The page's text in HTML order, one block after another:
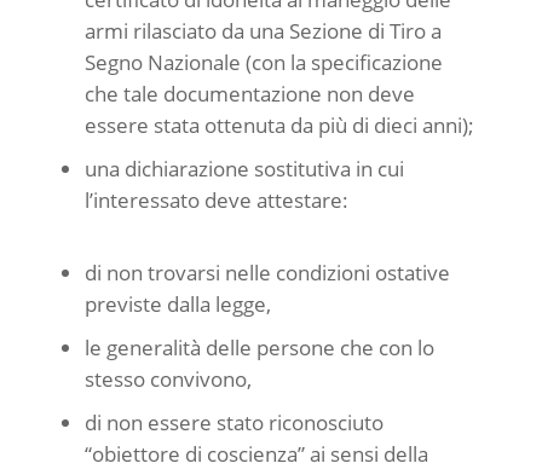
armi rilasciato da una Sezione di Tiro a
Segno Nazionale (con la specificazione
che tale documentazione non deve
essere stata ottenuta da più di dieci anni);
una dichiarazione sostitutiva in cui
l’interessato deve attestare:
di non trovarsi nelle condizioni ostative
previste dalla legge,
le generalità delle persone che con lo
stesso convivono,
di non essere stato riconosciuto
“obiettore di coscienza” ai sensi della